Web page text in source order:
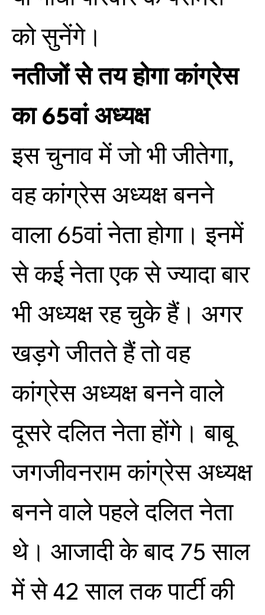
को सुनेंगे।
नतीजों से तय होगा कांग्रेस
का 65वां अध्यक्ष
इस चुनाव में जो भी जीतेगा,
वह कांग्रेस अध्यक्ष बनने
वाला 65वां नेता होगा। इनमें
से कई नेता एक से ज्यादा बार
भी अध्यक्ष रह चुके हैं। अगर
खड़गे जीतते हैं तो वह
कांग्रेस अध्यक्ष बनने वाले
दूसरे दलित नेता होंगे। बाबू
जगजीवनराम कांग्रेस अध्यक्ष
बनने वाले पहले दलित नेता
थे। आजादी के बाद 75 साल
में से 42 साल तक पार्टी की